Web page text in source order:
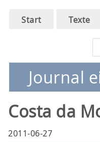
Skip
Main
Start Texte
Journal
Costa da
2011-06-27